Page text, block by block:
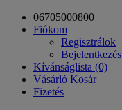
06705000800
Fiókom
Regisztrálok
Bejelentkezés
Kívánságlista (0)
Vásárló Kosár
Fizetés